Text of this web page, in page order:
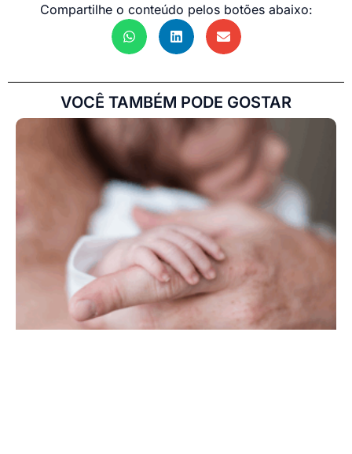
Compartilhe o conteúdo pelos botões abaixo:
VOCÊ TAMBÉM PODE GOSTAR